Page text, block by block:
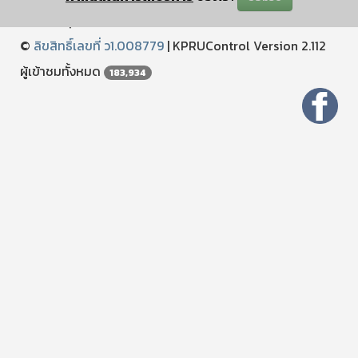
© ลิขสิทธิ์เลขที่ ว1.008779 | KPRUControl Version 2.112
ผู้เข้าชมทั้งหมด
183,934